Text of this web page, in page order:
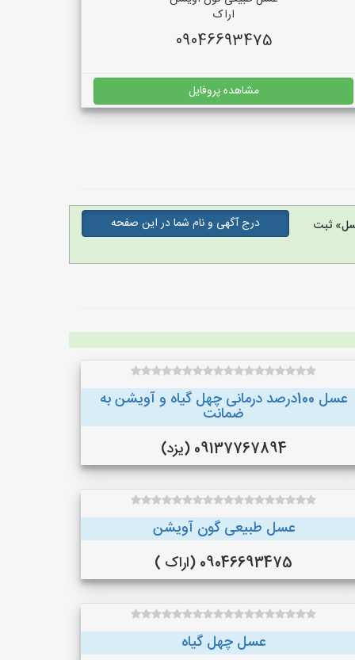
اراک
09046693475
مشاهده پروفایل
ثبت درج آگهی و نام شما در این صفحه
عسل 100درصد درمانی چهل گیاه و آویشن به
ضمانت
09137767894 (یزد)
عسل طبیعی گون آویشن
09046693475 (اراک )
عسل چهل گیاه